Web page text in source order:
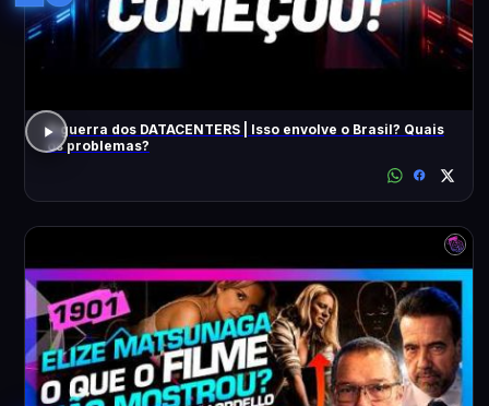
A guerra dos DATACENTERS | Isso envolve o Brasil? Quais
os problemas?